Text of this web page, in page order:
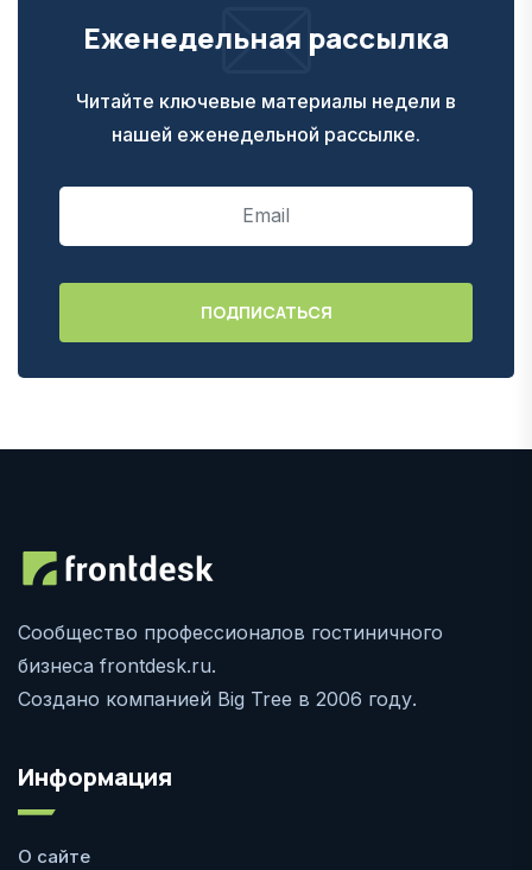
Еженедельная рассылка
Читайте ключевые материалы недели в
нашей еженедельной рассылке.
Сообщество профессионалов гостиничного
бизнеса frontdesk.ru.
Создано компанией Big Tree в 2006 году.
Информация
О сайте